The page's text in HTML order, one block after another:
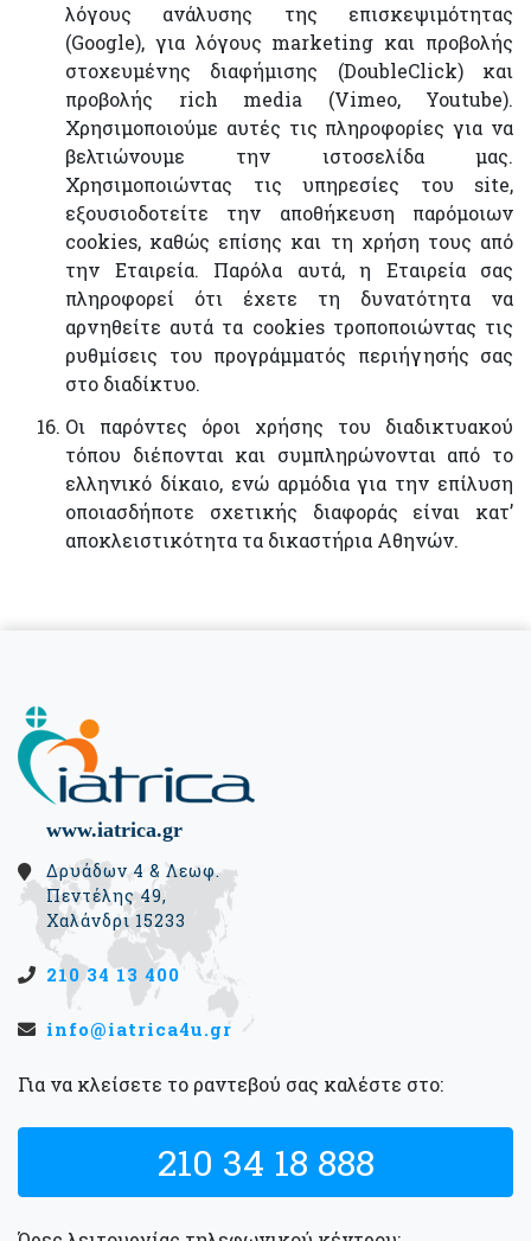
λόγους ανάλυσης της επισκεψιμότητας
(Google), για λόγους marketing και προβολής
στοχευμένης διαφήμισης (DoubleClick) και
προβολής rich media (Vimeo, Youtube).
Χρησιμοποιούμε αυτές τις πληροφορίες για να
βελτιώνουμε την ιστοσελίδα μας.
Χρησιμοποιώντας τις υπηρεσίες του site,
εξουσιοδοτείτε την αποθήκευση παρόμοιων
cookies, καθώς επίσης και τη χρήση τους από
την Εταιρεία. Παρόλα αυτά, η Εταιρεία σας
πληροφορεί ότι έχετε τη δυνατότητα να
αρνηθείτε αυτά τα cookies τροποποιώντας τις
ρυθμίσεις του προγράμματός περιήγησής σας
στο διαδίκτυο.
Οι παρόντες όροι χρήσης του διαδικτυακού
τόπου διέπονται και συμπληρώνονται από το
ελληνικό δίκαιο, ενώ αρμόδια για την επίλυση
οποιασδήποτε σχετικής διαφοράς είναι κατ’
αποκλειστικότητα τα δικαστήρια Αθηνών.
www.iatrica.gr
Δρυάδων 4 & Λεωφ.
Πεντέλης 49,
Χαλάνδρι 15233
210 34 13 400
info@iatrica4u.gr
Για να κλείσετε το ραντεβού σας καλέστε στο:
210 34 18 888